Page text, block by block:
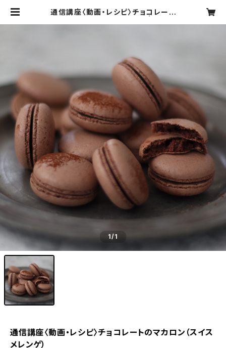
通信講座〈動画・レシピ〉チョコレート
1/1
通信講座〈動画・レシピ〉チョコレートのマカロン（スイス
メレンゲ）